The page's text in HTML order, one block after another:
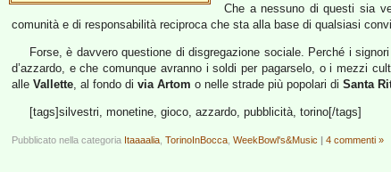
Che a nessuno di questi sia
comunità e di responsabilità reciproca che sta alla base di qualsiasi
Forse, è davvero questione di disgregazione sociale. Perché i
d’azzardo, e che comunque avranno i soldi per pagarselo, o i mezzi
alle Vallette, al fondo di via Artom o nelle strade più popolari di Santa
[tags]silvestri, monetine, gioco, azzardo, pubblicità, torino[/tags]
Pubblicato nella categoria Itaaaalia TorinoInBocca WeekBowl's&Music | 4 commenti »